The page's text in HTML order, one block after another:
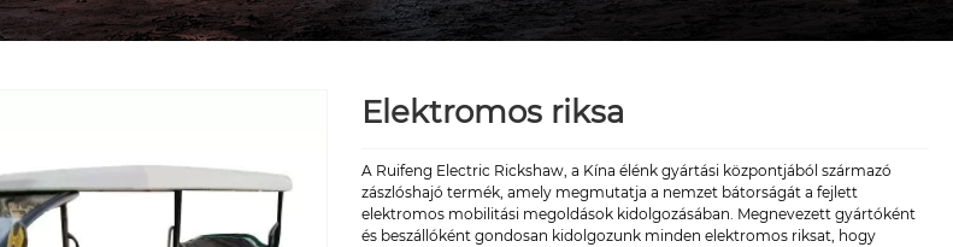
Elektromos riksa
A Ruifeng Electric Rickshaw, a Kína élénk gyártási központjából származó
zászlóshajó termék, amely megmutatja a nemzet bátorságát a fejlett
elektromos mobilitási megoldások kidolgozásában. Megnevezett gyártóként
és beszállóként gondosan kidolgozunk minden elektromos riksat, hogy